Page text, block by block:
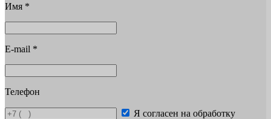
Имя *
E-mail *
Телефон
Я согласен на обработку